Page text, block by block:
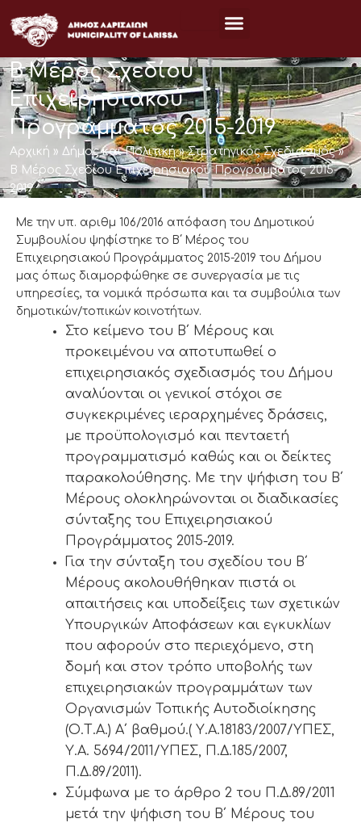
στο
περιεχόμενο
Β Μέρος Σχεδίου
Επιχειρησιακού
Προγράμματος 2015-2019
Αρχική » Δήμος και Πολιτική»Στρατηγικός Σχεδιασμός»
Β Μέρος Σχεδίου Επιχειρησιακού Προγράμματος 2015-
2019
Με την υπ. αριθμ 106/2016 απόφαση του Δημοτικού
Συμβουλίου ψηφίστηκε το B΄ Μέρος του
Επιχειρησιακού Προγράμματος 2015-2019 του Δήμου
μας όπως διαμορφώθηκε σε συνεργασία με τις
υπηρεσίες, τα νομικά πρόσωπα και τα συμβούλια των
δημοτικών/τοπικών κοινοτήτων.
Στο κείμενο του Β΄ Μέρους και
προκειμένου να αποτυπωθεί ο
επιχειρησιακός σχεδιασμός του Δήμου
αναλύονται οι γενικοί στόχοι σε
συγκεκριμένες ιεραρχημένες δράσεις,
με προϋπολογισμό και πενταετή
προγραμματισμό καθώς και οι δείκτες
παρακολούθησης. Με την ψήφιση του Β΄
Μέρους ολοκληρώνονται οι διαδικασίες
σύνταξης του Επιχειρησιακού
Προγράμματος 2015-2019.
Για την σύνταξη του σχεδίου του Β΄
Μέρους ακολουθήθηκαν πιστά οι
απαιτήσεις και υποδείξεις των σχετικών
Υπουργικών Αποφάσεων και εγκυκλίων
που αφορούν στο περιεχόμενο, στη
δομή και στον τρόπο υποβολής των
επιχειρησιακών προγραμμάτων των
Οργανισμών Τοπικής Αυτοδιοίκησης
(Ο.Τ.Α.) Α΄ βαθμού.( Υ.Α.18183/2007/ΥΠΕΣ,
Υ.Α. 5694/2011/ΥΠΕΣ, Π.Δ.185/2007,
Π.Δ.89/2011).
Σύμφωνα με το άρθρο 2 του Π.Δ.89/2011
μετά την ψήφιση του Β΄ Μέρους του